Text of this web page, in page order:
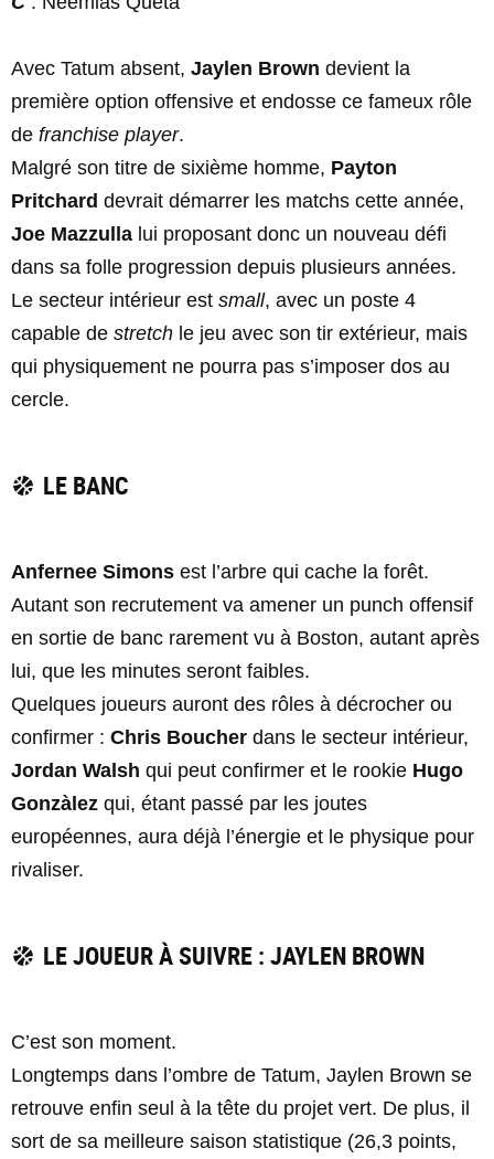
Avec Tatum absent, Jaylen Brown devient la
première option offensive et endosse ce fameux rôle
de franchise player.
Malgré son titre de sixième homme, Payton
Pritchard devrait démarrer les matchs cette année,
Joe Mazzulla lui proposant donc un nouveau défi
dans sa folle progression depuis plusieurs années.
Le secteur intérieur est small, avec un poste 4
capable de stretch le jeu avec son tir extérieur, mais
qui physiquement ne pourra pas s’imposer dos au
cercle.
LE BANC
Anfernee Simons est l’arbre qui cache la forêt.
Autant son recrutement va amener un punch offensif
en sortie de banc rarement vu à Boston, autant après
lui, que les minutes seront faibles.
Quelques joueurs auront des rôles à décrocher ou
confirmer : Chris Boucher dans le secteur intérieur,
Jordan Walsh qui peut confirmer et le rookie Hugo
Gonzàlez qui, étant passé par les joutes
européennes, aura déjà l’énergie et le physique pour
rivaliser.
LE JOUEUR À SUIVRE : JAYLEN BROWN
C’est son moment.
Longtemps dans l’ombre de Tatum, Jaylen Brown se
retrouve enfin seul à la tête du projet vert. De plus, il
sort de sa meilleure saison statistique (26,3 points,